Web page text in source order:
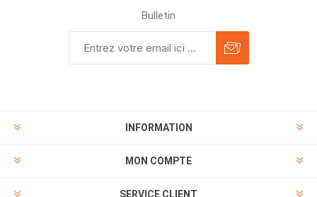
Bulletin
INFORMATION
MON COMPTE
SERVICE CLIENT